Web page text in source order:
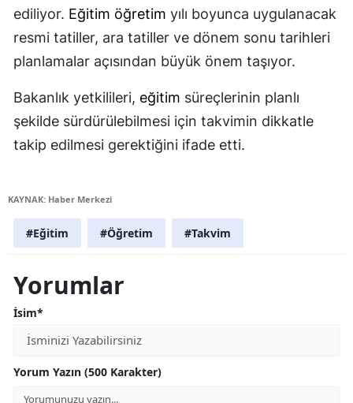
ediliyor. Eğitim öğretim yılı boyunca uygulanacak
resmi tatiller, ara tatiller ve dönem sonu tarihleri
planlamalar açısından büyük önem taşıyor.
Bakanlık yetkilileri, eğitim süreçlerinin planlı
şekilde sürdürülebilmesi için takvimin dikkatle
takip edilmesi gerektiğini ifade etti.
KAYNAK: Haber Merkezi
#Eğitim #Öğretim #Takvim
Yorumlar
İsim*
Yorum Yazın (500 Karakter)